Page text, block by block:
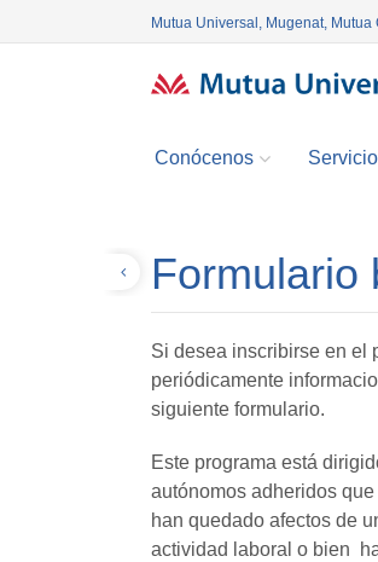
Mutua Universal, Mugenat,
Conócenos
Formulario
Si desea inscribirse en el
periódicamente
siguiente formulario.
Este programa está
autónomos adheridos
han quedado afectos de
actividad laboral o bien